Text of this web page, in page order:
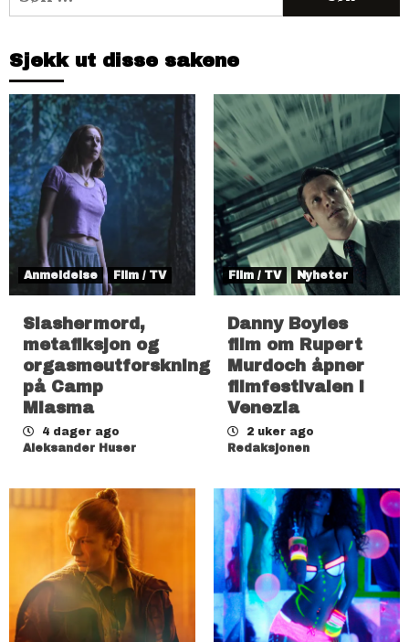
etter:
Sjekk ut disse sakene
Anmeldelse Film / TV
Slashermord,
metafiksjon og
orgasmeutforskning
på Camp
Miasma
4 dager ago
Aleksander Huser
Film / TV Nyheter
Danny Boyles
film om Rupert
Murdoch åpner
filmfestivalen i
Venezia
2 uker ago
Redaksjonen